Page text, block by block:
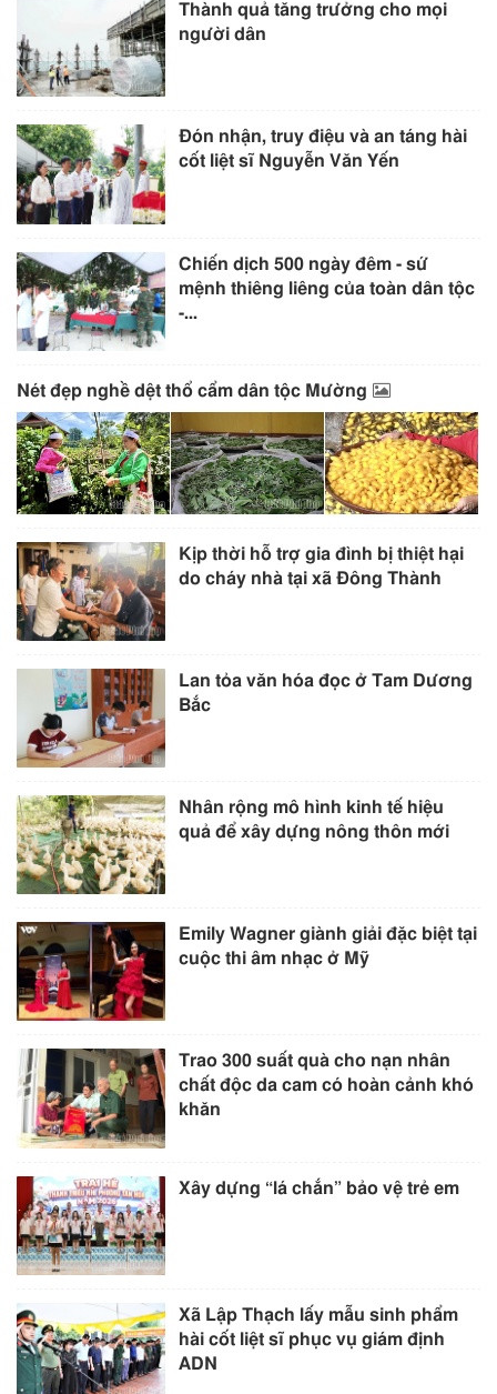
Thành quả tăng trưởng cho mọi
người dân
Đón nhận, truy điệu và an táng hài
cốt liệt sĩ Nguyễn Văn Yến
Chiến dịch 500 ngày đêm - sứ
mệnh thiêng liêng của toàn dân tộc
-...
Nét đẹp nghề dệt thổ cẩm dân tộc Mường
Kịp thời hỗ trợ gia đình bị thiệt hại
do cháy nhà tại xã Đông Thành
Lan tỏa văn hóa đọc ở Tam Dương
Bắc
Nhân rộng mô hình kinh tế hiệu
quả để xây dựng nông thôn mới
Emily Wagner giành giải đặc biệt tại
cuộc thi âm nhạc ở Mỹ
Trao 300 suất quà cho nạn nhân
chất độc da cam có hoàn cảnh khó
khăn
Xây dựng “lá chắn” bảo vệ trẻ em
Xã Lập Thạch lấy mẫu sinh phẩm
hài cốt liệt sĩ phục vụ giám định
ADN